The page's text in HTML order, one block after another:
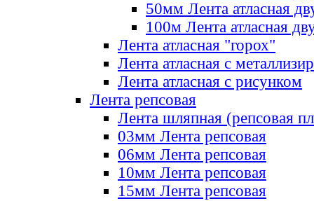
50мм Лента атласная
100м Лента атласная
Лента атласная "горох"
Лента атласная с
Лента атласная с рисунком
Лента репсовая
Лента шляпная (репсовая
03мм Лента репсовая
06мм Лента репсовая
10мм Лента репсовая
15мм Лента репсовая